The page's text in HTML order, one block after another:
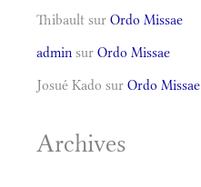
Thibault sur Ordo Missae
admin sur Ordo Missae
Josué Kado sur Ordo Missae
Archives